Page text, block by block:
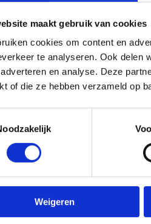
maakt gebruik van cookies
cookies om content en
te analyseren. Ook delen
en analyse. Deze
of die ze hebben verzameld op
Weigeren
via hetRoutemeldpunt